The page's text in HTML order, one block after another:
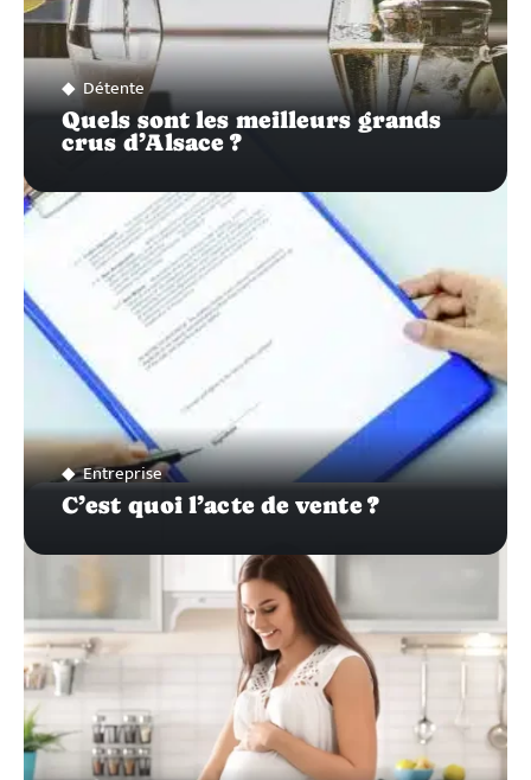
Détente
Quels sont les meilleurs grands
crus d’Alsace ?
Entreprise
C’est quoi l’acte de vente ?